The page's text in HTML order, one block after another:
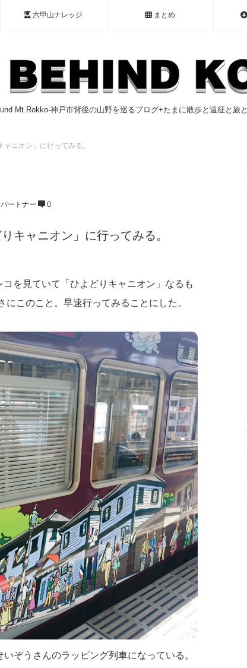
六甲山ナレッジ まとめ
Mt.Rokko-神戸市背後の山野を巡るブログ+たまに散歩と遠征と旅と
ニオン」に行ってみる。
パートナー 0
キャニオン」に行ってみる。
を見ていて「ひよどりキャニオン」なるも
このこと。早速行ってみることにした。
ぞうさんのラッピング列車になっている。